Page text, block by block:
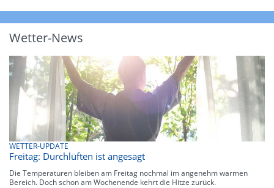
Wetter-News
WETTER-UPDATE
Freitag: Durchlüften ist angesagt
Die Temperaturen bleiben am Freitag nochmal im angenehm warmen
Bereich. Doch schon am Wochenende kehrt die Hitze zurück.